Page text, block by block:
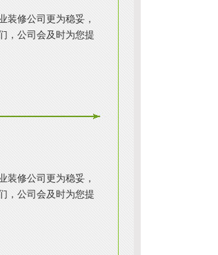
装修公司更为稳妥，
，公司会及时为您提
装修公司更为稳妥，
，公司会及时为您提